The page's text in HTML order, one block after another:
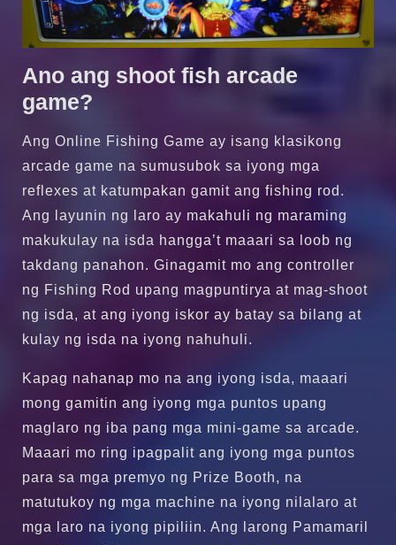
Ano ang shoot fish arcade
game?
Ang Online Fishing Game ay isang klasikong
arcade game na sumusubok sa iyong mga
reflexes at katumpakan gamit ang fishing rod.
Ang layunin ng laro ay makahuli ng maraming
makukulay na isda hangga’t maaari sa loob ng
takdang panahon. Ginagamit mo ang controller
ng Fishing Rod upang magpuntirya at mag-shoot
ng isda, at ang iyong iskor ay batay sa bilang at
kulay ng isda na iyong nahuhuli.
Kapag nahanap mo na ang iyong isda, maaari
mong gamitin ang iyong mga puntos upang
maglaro ng iba pang mga mini-game sa arcade.
Maaari mo ring ipagpalit ang iyong mga puntos
para sa mga premyo ng Prize Booth, na
matutukoy ng mga machine na iyong nilalaro at
mga laro na iyong pipiliin. Ang larong Pamamaril